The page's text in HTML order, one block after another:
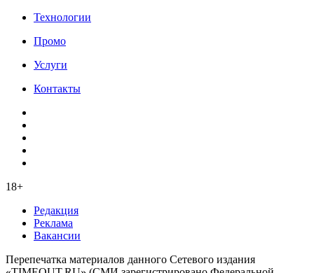
Технологии
Промо
Услуги
Контакты
18+
Редакция
Реклама
Вакансии
Перепечатка материалов данного Сетевого издания